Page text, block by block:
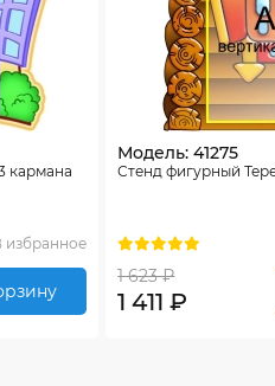
кармана
избранное
Модель: 41275
Стенд фигурный
1 623 ₽
1 411 ₽